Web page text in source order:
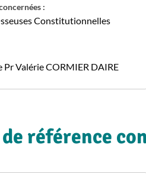
:
Constitutionnelles
Pr Valérie CORMIER DAIRE
référence